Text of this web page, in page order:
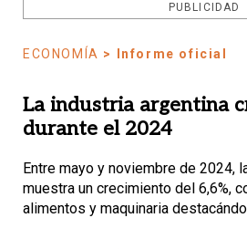
PUBLICIDAD
ECONOMÍA > Informe oficial
La industria argentina
durante el 2024
Entre mayo y noviembre de 2024,
muestra un crecimiento del 6,6%,
alimentos y maquinaria